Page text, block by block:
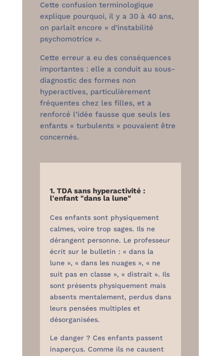
Cette confusion terminologique
explique pourquoi, il y a 30 à 40 ans,
on parlait encore « d’instabilité
psychomotrice ».
Cette erreur a eu des conséquences
importantes : elle a conduit au sous-
diagnostic des formes non
hyperactives, particulièrement
fréquentes chez les filles, et a
renforcé l’idée fausse que seuls les
enfants « turbulents » pouvaient être
concernés.
1. TDA sans hyperactivité :
l'enfant "dans la lune"
Ces enfants sont physiquement
calmes, voire trop sages. Ils ne
dérangent personne. Le professeur
écrit sur le bulletin : « dans la
lune », « dans les nuages », « ne
suit pas en classe », « distrait ». Ils
sont présents physiquement mais
absents mentalement, perdus dans
leurs pensées multiples et
désorganisées.
Le danger ? Ces enfants passent
inaperçus. Comme ils ne causent